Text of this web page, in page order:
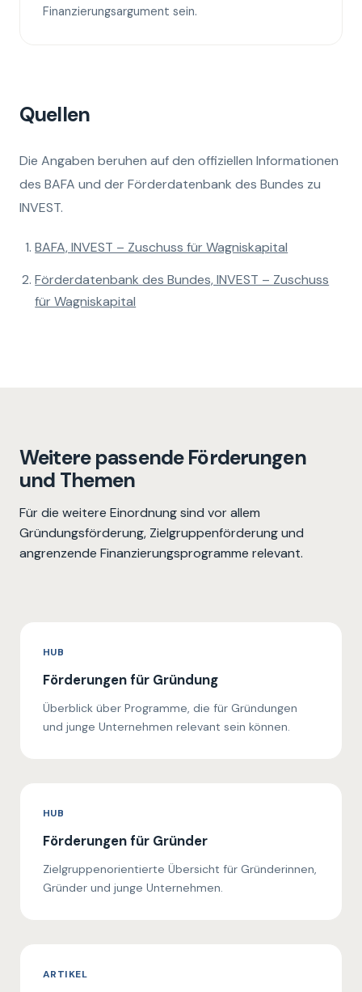
Finanzierungsargument sein.
Quellen
Die Angaben beruhen auf den offiziellen Informationen
des BAFA und der Förderdatenbank des Bundes zu
INVEST.
BAFA, INVEST – Zuschuss für Wagniskapital
Förderdatenbank des Bundes, INVEST – Zuschuss
für Wagniskapital
Weitere passende Förderungen
und Themen
Für die weitere Einordnung sind vor allem
Gründungsförderung, Zielgruppenförderung und
angrenzende Finanzierungsprogramme relevant.
HUB
Förderungen für Gründung
Überblick über Programme, die für Gründungen
und junge Unternehmen relevant sein können.
HUB
Förderungen für Gründer
Zielgruppenorientierte Übersicht für Gründerinnen,
Gründer und junge Unternehmen.
ARTIKEL